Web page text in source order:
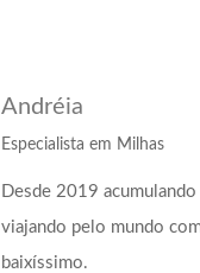
Andréia
Especialista em Milhas
Desde 2019
viajando pelo mundo
baixíssimo.